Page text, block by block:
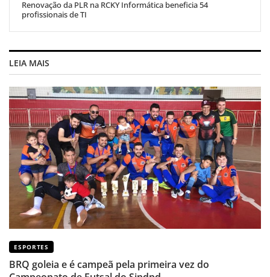
Renovação da PLR na RCKY Informática beneficia 54
profissionais de TI
LEIA MAIS
ESPORTES
BRQ goleia e é campeã pela primeira vez do